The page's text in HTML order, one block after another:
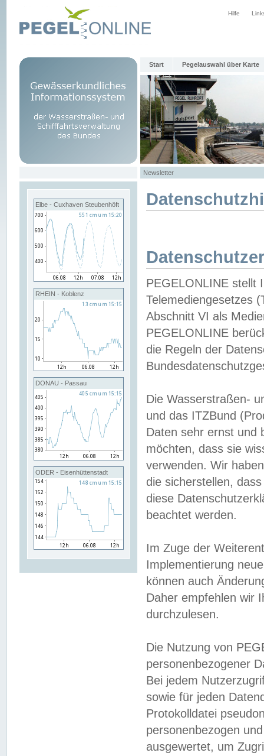
Hilfe
Start Pegelauswahl über Karte
Newsletter
Elbe - Cuxhaven Steubenhöft
RHEIN - Koblenz
DONAU - Passau
ODER - Eisenhüttenstadt
PEGELONLINE stellt
Telemediengesetzes
Abschnitt VI als
PEGELONLINE
die Regeln der
Die Wasserstraßen-
und das ITZBund
Daten sehr ernst und
möchten, dass sie
verwenden. Wir
die sicherstellen,
diese
beachtet werden.
Im Zuge der
Implementierung
können auch
Daher empfehlen wir
durchzulesen.
Die Nutzung von
personenbezogener
Bei jedem
sowie für jeden
Protokolldatei
personenbezogen
ausgewertet, um